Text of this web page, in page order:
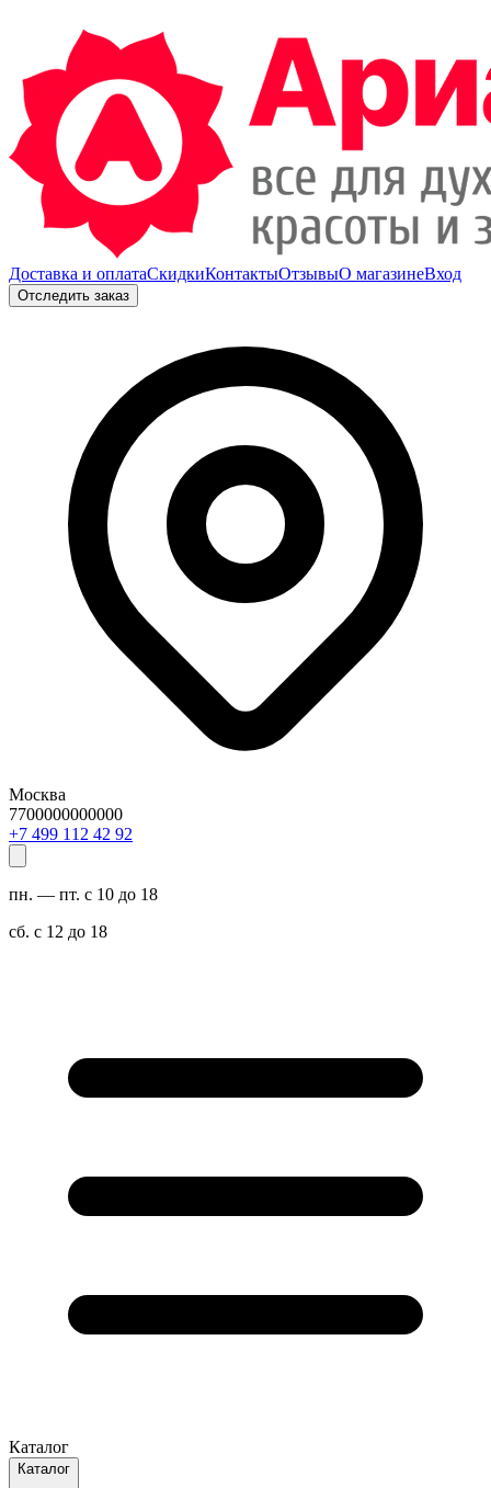
Доставка и оплатаСкидкиКонтактыОтзывыО магазинеВход
Отследить заказ
Москва
7700000000000
29 24 211 994 7+
пн. — пт. с 10 до 18
сб. с 12 до 18
Каталог
Каталог